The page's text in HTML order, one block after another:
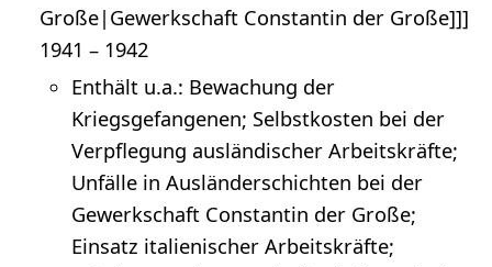
Große|Gewerkschaft Constantin der Große]]]
1941 – 1942
Enthält u.a.: Bewachung der
Kriegsgefangenen; Selbstkosten bei der
Verpflegung ausländischer Arbeitskräfte;
Unfälle in Ausländerschichten bei der
Gewerkschaft Constantin der Große;
Einsatz italienischer Arbeitskräfte;